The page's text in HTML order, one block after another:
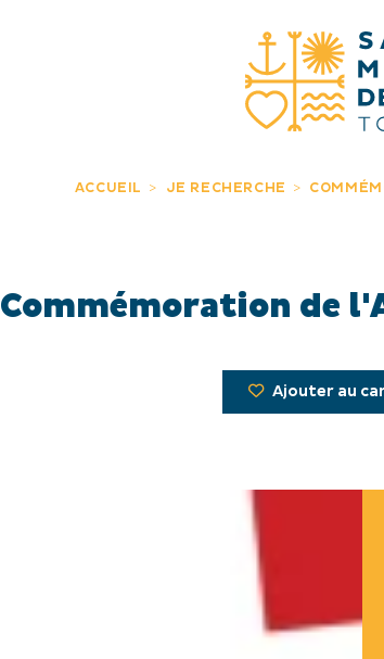
ACCUEIL JE RECHERCHE
Commémoration de
Ajouter au